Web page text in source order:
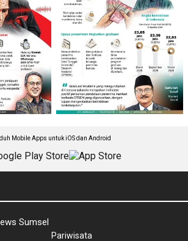
Mobile Apps untuk iOS dan Android
Sumsel
Pariwisata